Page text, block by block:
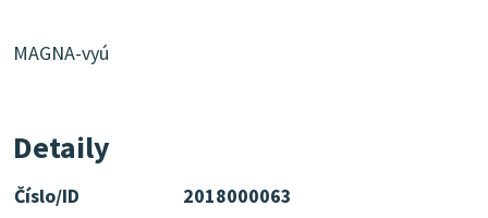
MAGNA-vyú
Detaily
Číslo/ID
2018000063